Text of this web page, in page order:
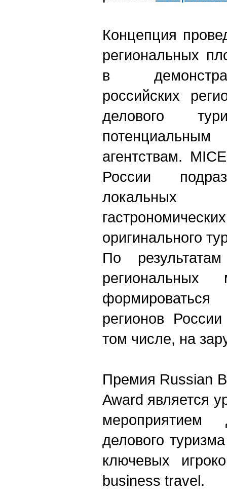
Концепция
региональных
в
российских
делового
агентствам.
России
локальных
оригинального
По
региональных
регионов
том числе, на
Премия Russian
Award является
делового
ключевых
business travel.